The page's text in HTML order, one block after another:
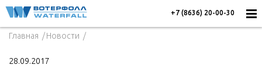
+7 (8636) 20-00-30
Главная Новости
28.09.2017